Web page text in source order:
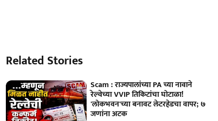
Related Stories
Scam : राज्यपालांच्या PA च्या नावाने
रेल्वेच्या VVIP तिकिटांचा घोटाळा!
'लोकभवन'च्या बनावट लेटरहेडचा वापर; ७
जणांना अटक